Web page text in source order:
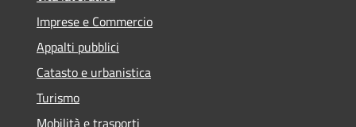
Imprese e Commercio
Appalti pubblici
Catasto e urbanistica
Turismo
Mobilità e trasporti